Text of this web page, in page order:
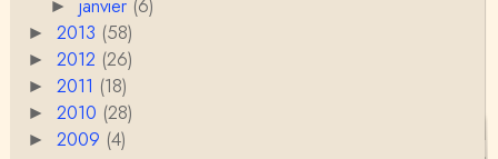
►
► 2013 (58)
► 2012 (26)
► 2011 (18)
► 2010 (28)
► 2009 (4)